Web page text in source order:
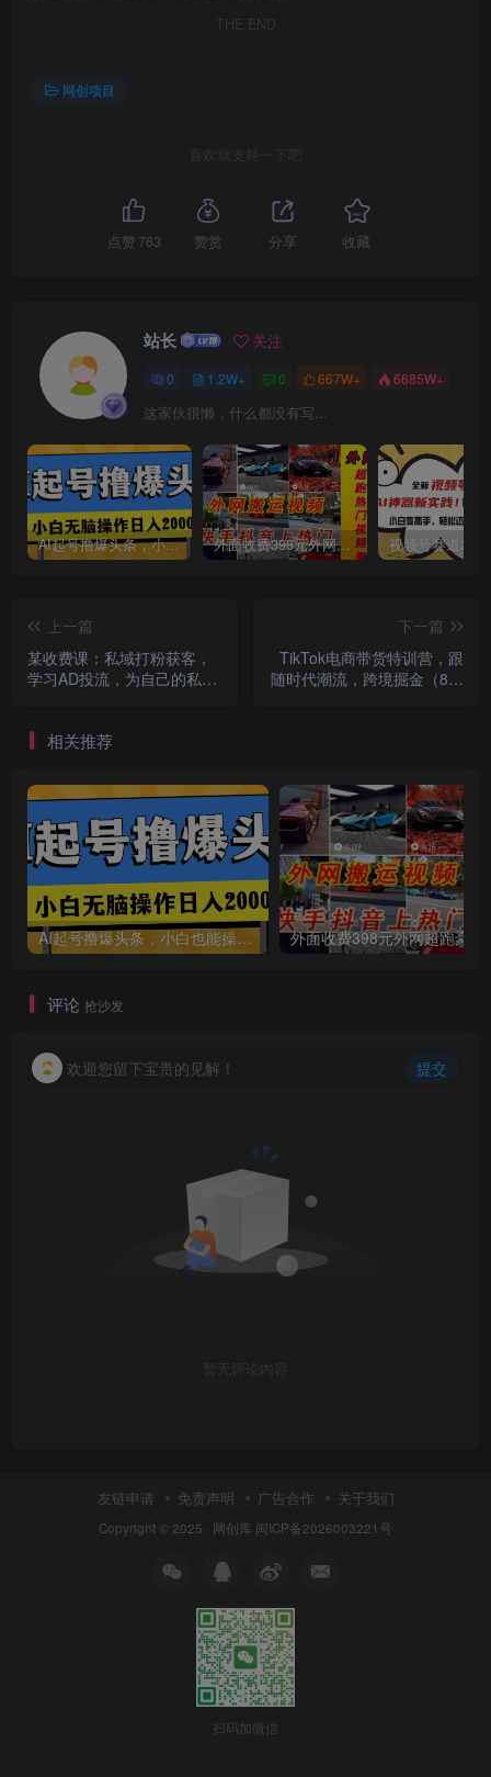
THE END
网创项目
喜欢就支持一下吧
点赞 763 赞赏 分享 收藏
站长 关注
0 1.2W+ 0 667W+ 6685W+
这家伙很懒，什么都没有写...
AI起号撸爆头条，小白也能操作，日入2000+ 外面收费398元外网超跑豪车汽车视频搬运至快手抖音上热门项目
上一篇
某收费课：私域打粉获客，
学习AD投流，为自己的私域
下一篇
TikTok电商带货特训营，跟
随时代潮流，跨境掘金（8节
相关推荐
AI起号撸爆头条，小白也能操作，日入2000+
评论 抢沙发
欢迎您留下宝贵的见解！ 提交
暂无评论内容
友链申请 免责声明 广告合作 关于我们
Copyright © 2025 · 网创库 闽ICP备2026003221号
扫码加微信